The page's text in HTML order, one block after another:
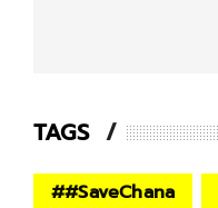
TAGS
##SaveChana